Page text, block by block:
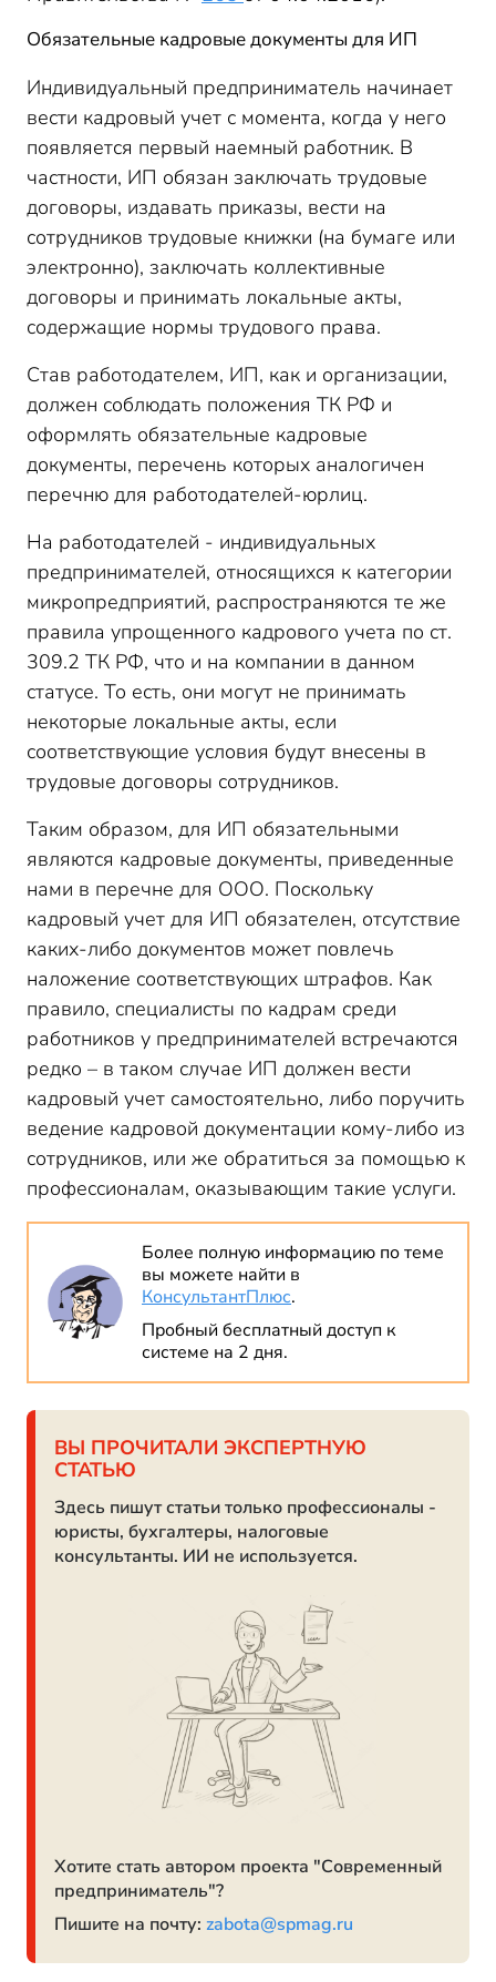
Обязательные кадровые документы для ИП
Индивидуальный предприниматель начинает
вести кадровый учет с момента, когда у него
появляется первый наемный работник. В
частности, ИП обязан заключать трудовые
договоры, издавать приказы, вести на
сотрудников трудовые книжки (на бумаге или
электронно), заключать коллективные
договоры и принимать локальные акты,
содержащие нормы трудового права.
Став работодателем, ИП, как и организации,
должен соблюдать положения ТК РФ и
оформлять обязательные кадровые
документы, перечень которых аналогичен
перечню для работодателей-юрлиц.
На работодателей - индивидуальных
предпринимателей, относящихся к категории
микропредприятий, распространяются те же
правила упрощенного кадрового учета по ст.
309.2 ТК РФ, что и на компании в данном
статусе. То есть, они могут не принимать
некоторые локальные акты, если
соответствующие условия будут внесены в
трудовые договоры сотрудников.
Таким образом, для ИП обязательными
являются кадровые документы, приведенные
нами в перечне для ООО. Поскольку
кадровый учет для ИП обязателен, отсутствие
каких-либо документов может повлечь
наложение соответствующих штрафов. Как
правило, специалисты по кадрам среди
работников у предпринимателей встречаются
редко – в таком случае ИП должен вести
кадровый учет самостоятельно, либо поручить
ведение кадровой документации кому-либо из
сотрудников, или же обратиться за помощью к
профессионалам, оказывающим такие услуги.
Более полную информацию по теме
вы можете найти в
КонсультантПлюс.
Пробный бесплатный доступ к
системе на 2 дня.
ВЫ ПРОЧИТАЛИ ЭКСПЕРТНУЮ
СТАТЬЮ
Здесь пишут статьи только профессионалы -
юристы, бухгалтеры, налоговые
консультанты. ИИ не используется.
Хотите стать автором проекта "Современный
предприниматель"?
Пишите на почту: zabota@spmag.ru